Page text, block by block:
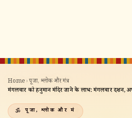
Home ›पूजा, श्लोक और मंत्र›
मंगलवार को हनुमान मंदिर जाने के लाभ: मंगलवार दर्शन,
पूजा, श्लोक और मंत्र